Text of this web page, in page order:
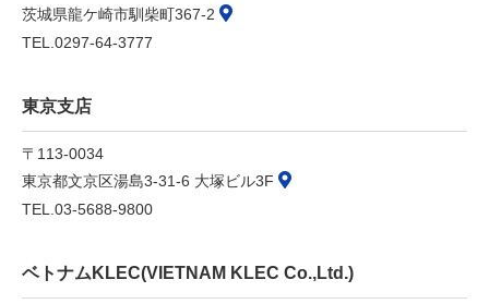
茨城県龍ケ崎市馴柴町367-2
TEL.0297-64-3777
東京支店
〒113-0034
東京都文京区湯島3-31-6 大塚ビル3F
TEL.03-5688-9800
ベトナムKLEC(VIETNAM KLEC Co.,Ltd.)